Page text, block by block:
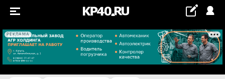
РЕКЛАМА
+21...+22 °С